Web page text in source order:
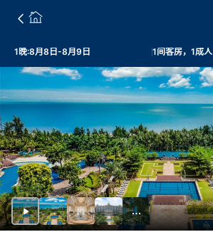
1晚:8月8日-8月9日 1间客房，1成人